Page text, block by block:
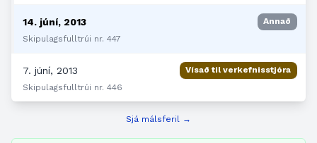
14. júní, 2013
Annað
Skipulagsfulltrúi nr. 447
7. júní, 2013
Vísað til verkefnisstjóra
Skipulagsfulltrúi nr. 446
Sjá málsferil →